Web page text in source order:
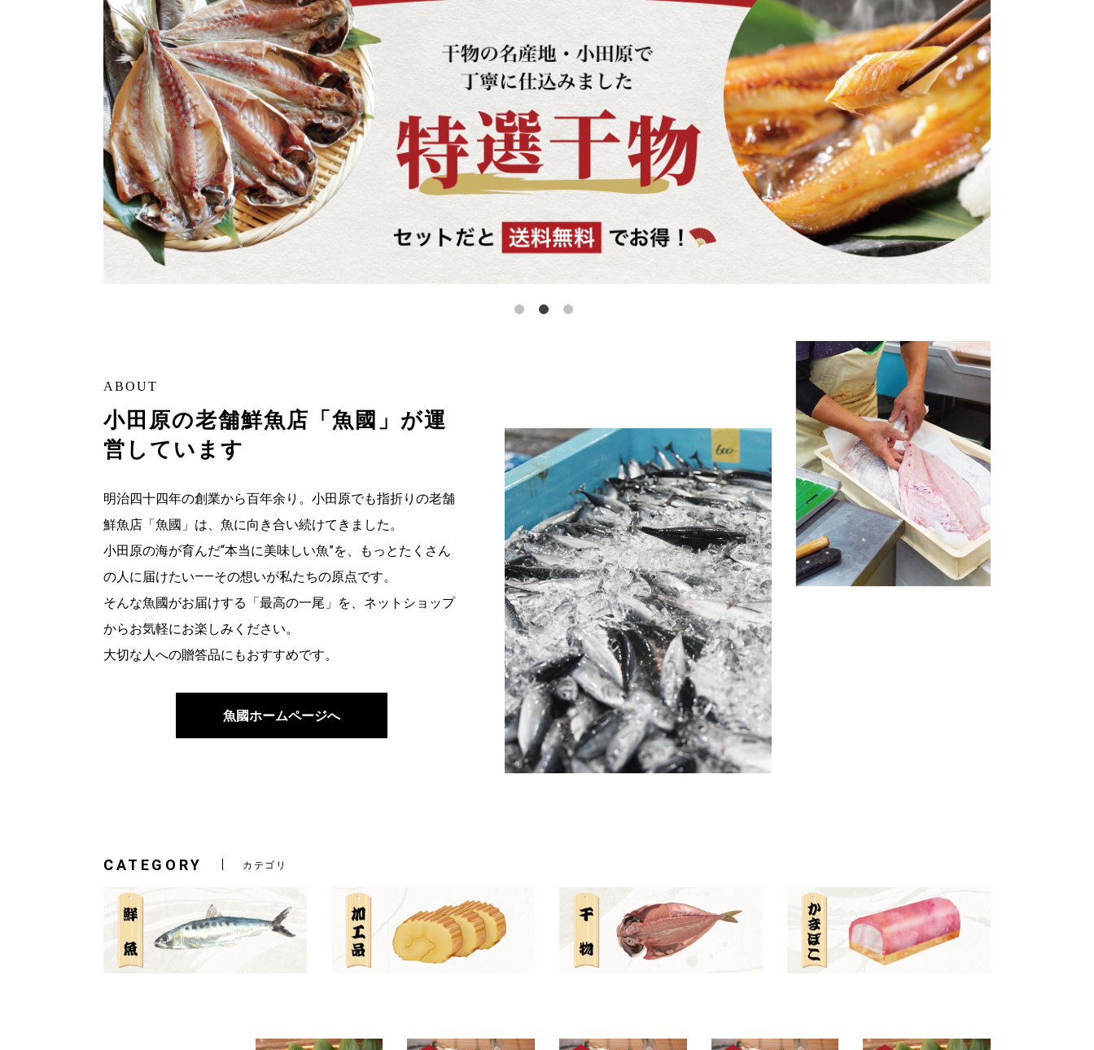
ABOUT
小田原の老舗鮮魚店「魚國」が運
営しています
明治四十四年の創業から百年余り。小田原でも指折りの老舗
鮮魚店「魚國」は、魚に向き合い続けてきました。
小田原の海が育んだ“本当に美味しい魚”を、もっとたくさん
の人に届けたい――その想いが私たちの原点です。
そんな魚國がお届けする「最高の一尾」を、ネットショップ
からお気軽にお楽しみください。
大切な人への贈答品にもおすすめです。
魚國ホームページへ
CATEGORY カテゴリ